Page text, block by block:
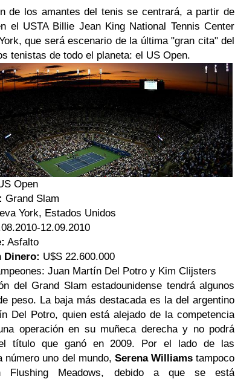
de los amantes del tenis se centrará, a partir de
el USTA Billie Jean King National Tennis Center
que será escenario de la última "gran cita" del
tenistas de todo el planeta: el US Open.
Open
Grand Slam
York, Estados Unidos
12.09.2010
Asfalto
Dinero: U$S 22.600.000
Juan Martín Del Potro y Kim Clijsters
del Grand Slam estadounidense tendrá algunos
peso. La baja más destacada es la del argentino
Del Potro, quien está alejado de la competencia
operación en su muñeca derecha y no podrá
título que ganó en 2009. Por el lado de las
número uno del mundo, Serena Williamstampoco
Flushing Meadows, debido a que se está